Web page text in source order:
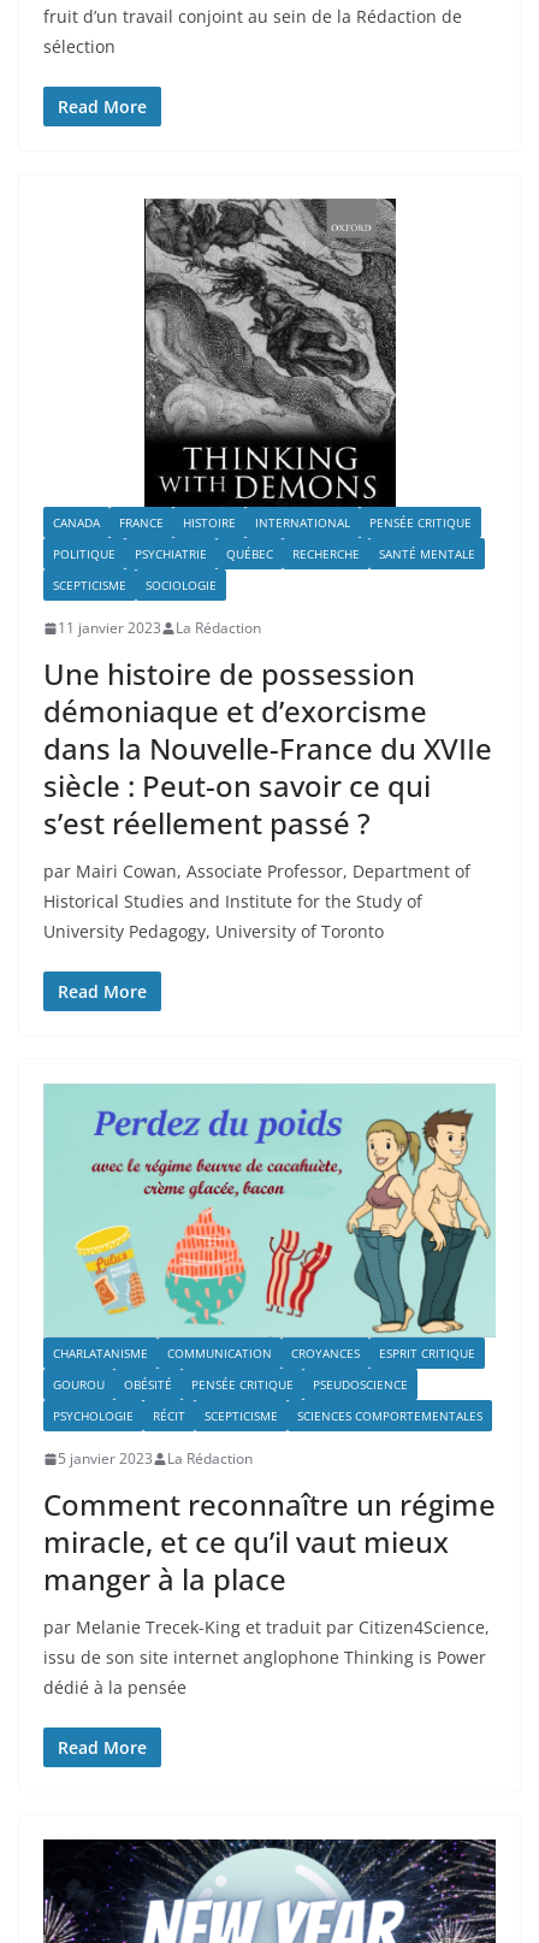
fruit d’un travail conjoint au sein de la Rédaction de
sélection
Read More
CANADA FRANCE HISTOIRE INTERNATIONAL
PENSÉE CRITIQUE
POLITIQUE
PSYCHIATRIE QUÉBEC RECHERCHE
SANTÉ MENTALE
SCEPTICISME
SOCIOLOGIE
11 janvier 2023 La Rédaction
Une histoire de possession
démoniaque et d’exorcisme
dans la Nouvelle-France du XVIIe
siècle : Peut-on savoir ce qui
s’est réellement passé ?
par Mairi Cowan, Associate Professor, Department of
Historical Studies and Institute for the Study of
University Pedagogy, University of Toronto
Read More
CHARLATANISME COMMUNICATION CROYANCES
ESPRIT CRITIQUE
GOUROU
OBÉSITÉ PENSÉE CRITIQUE
PSEUDOSCIENCE
PSYCHOLOGIE
RÉCIT SCEPTICISME SCIENCES COMPORTEMENTALES
5 janvier 2023 La Rédaction
Comment reconnaître un régime
miracle, et ce qu’il vaut mieux
manger à la place
par Melanie Trecek-King et traduit par Citizen4Science,
issu de son site internet anglophone Thinking is Power
dédié à la pensée
Read More